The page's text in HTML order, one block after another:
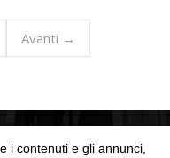
Avanti →
i contenuti e gli annunci,